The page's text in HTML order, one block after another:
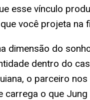
esse vínculo
você projeta na
dimensão do
dentro do
o parceiro
carrega o que Jung